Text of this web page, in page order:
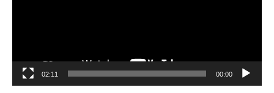
00:00
02:11